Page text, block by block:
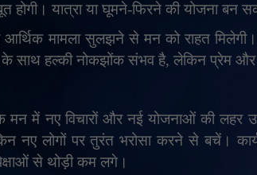
होगी। यात्रा या घूमने-फिरने की योजना बन
आर्थिक मामला सुलझने से मन को राहत
साथ हल्की नोकझोंक संभव है, लेकिन प्रेम और
में नए विचारों और नई योजनाओं की लहर
नए लोगों पर तुरंत भरोसा करने से बचें।
से थोड़ी कम लगे।